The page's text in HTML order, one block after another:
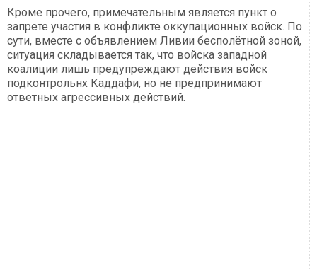
Кроме прочего, примечательным является пункт о
запрете участия в конфликте оккупационных войск. По
сути, вместе с объявлением Ливии бесполётной зоной,
ситуация складывается так, что войска западной
коалиции лишь предупреждают действия войск
подконтрольнх Каддафи, но не предпринимают
ответных агрессивных действий.